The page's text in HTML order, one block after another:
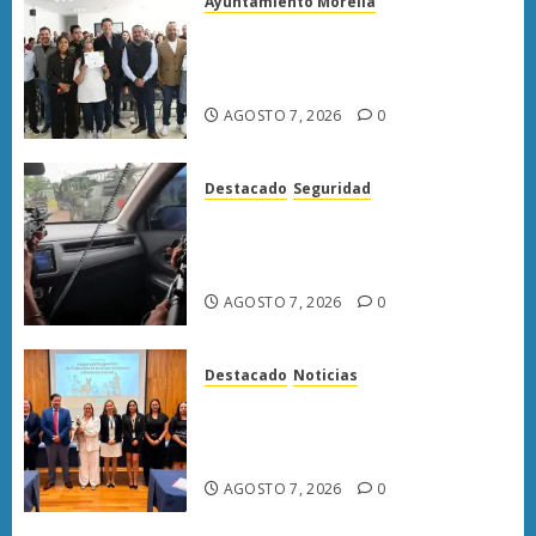
AGOSTO 7, 2026 0
Destacado Seguridad
AGOSTO 7, 2026 0
Destacado Noticias
AGOSTO 7, 2026 0